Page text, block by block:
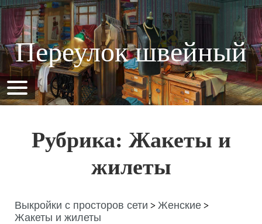
Переулок швейный
Рубрика: Жакеты и
жилеты
Выкройки с просторов сети > Женские >
Жакеты и жилеты